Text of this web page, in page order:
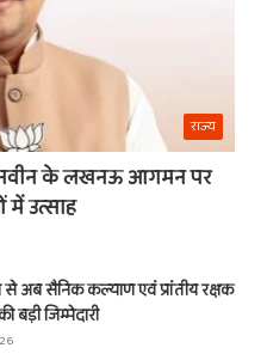
राज्य
नवीन के लखनऊ आगमन पर
में उत्साह
से अब सैनिक कल्याण एवं प्रांतीय रक्षक
बड़ी जिम्मेदारी